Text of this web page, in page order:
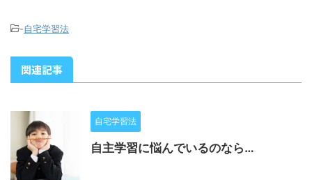
-自宅学習法
関連記事
自宅学習法
自主学習に悩んでいるのなら…